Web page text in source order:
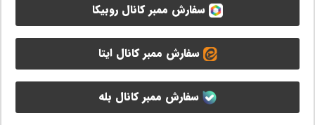
سفارش ممبر کانال روبیکا
سفارش ممبر کانال ایتا
سفارش ممبر کانال بله